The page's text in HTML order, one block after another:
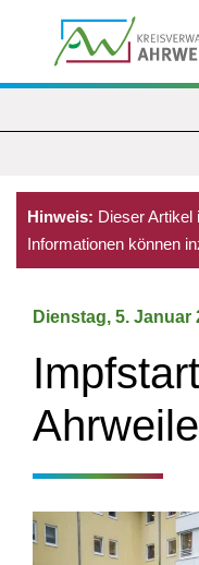
Hinweis: Dieser Artikel
Informationen können
Dienstag, 5. Januar